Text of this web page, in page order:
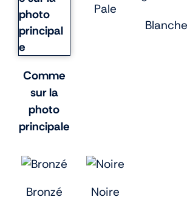
Comme
sur la
photo
principale
Pale
Blanche
Bronzé Noire